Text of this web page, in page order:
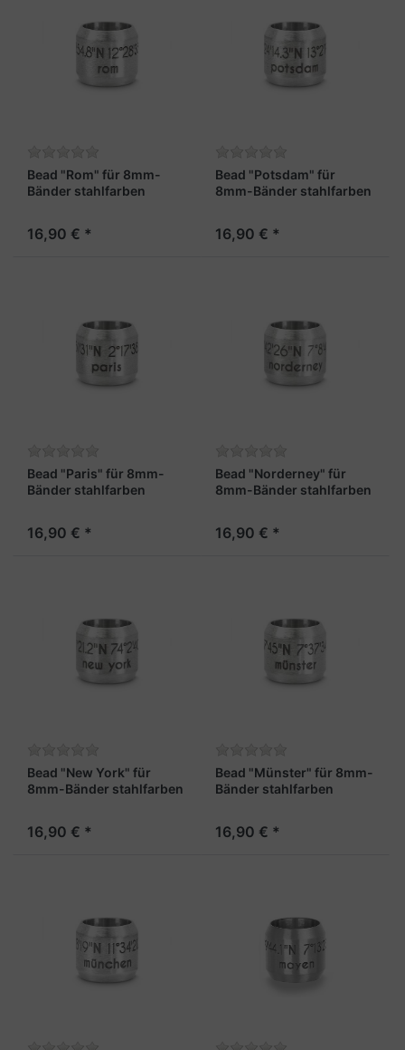
Bead "Rom" für 8mm-
Bänder stahlfarben
16,90 € *
Bead "Potsdam" für
8mm-Bänder stahlfarben
16,90 € *
Bead "Paris" für 8mm-
Bänder stahlfarben
16,90 € *
Bead "Norderney" für
8mm-Bänder stahlfarben
16,90 € *
Bead "New York" für
8mm-Bänder stahlfarben
16,90 € *
Bead "Münster" für 8mm-
Bänder stahlfarben
16,90 € *